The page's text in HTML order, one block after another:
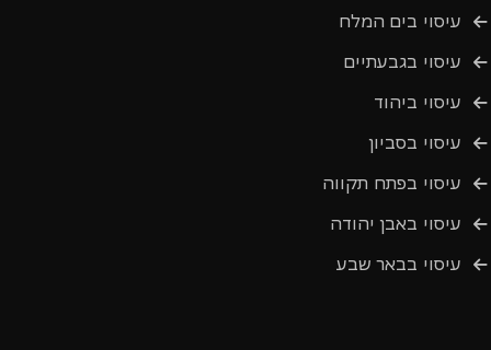
עיסוי בים המלח
עיסוי בגבעתיים
עיסוי ביהוד
עיסוי בסביון
עיסוי בפתח תקווה
עיסוי באבן יהודה
עיסוי בבאר שבע